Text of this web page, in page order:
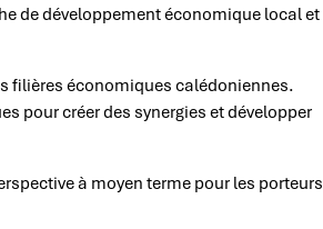
de développement économique local et
filières économiques calédoniennes.
pour créer des synergies et développer
à moyen terme pour les porteurs